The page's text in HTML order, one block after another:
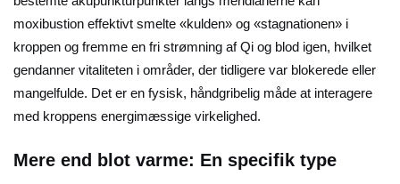
moxibustion effektivt smelte «kulden» og «stagnationen» i
kroppen og fremme en fri strømning af Qi og blod igen, hvilket
gendanner vitaliteten i områder, der tidligere var blokerede eller
mangelfulde. Det er en fysisk, håndgribelig måde at interagere
med kroppens energimæssige virkelighed.
Mere end blot varme: En specifik type